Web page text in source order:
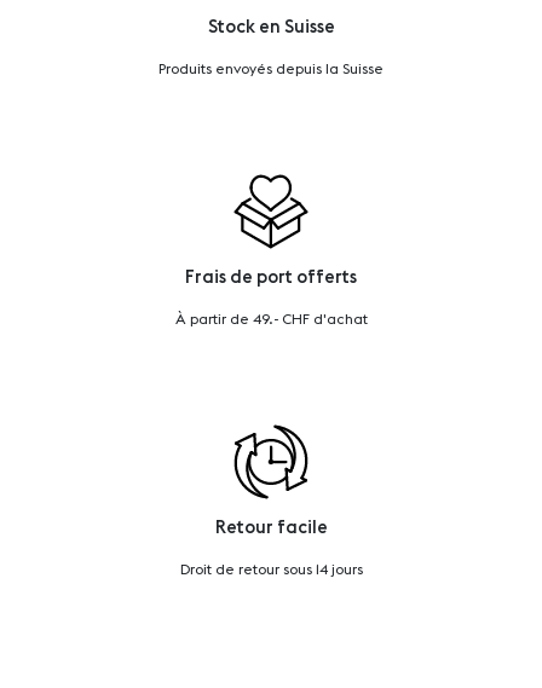
Stock en Suisse
Produits envoyés depuis la Suisse
Frais de port offerts
À partir de 49.- CHF d'achat
Retour facile
Droit de retour sous 14 jours